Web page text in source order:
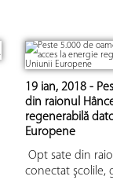
19 ian, 2018 -
din raionul
regenerabilă
Europene
Opt sate din
conectat şcolile,